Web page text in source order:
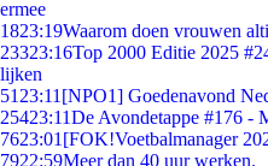
ermee
1823:19Waarom doen vrouwen
23323:16Top 2000 Editie 2025
lijken
51 23:11 [NPO1] Goedenavond
25423:11De Avondetappe #176 -
7623:01 [FOK!Voetbalmanager
7922:59Meer dan 40 uur werken.